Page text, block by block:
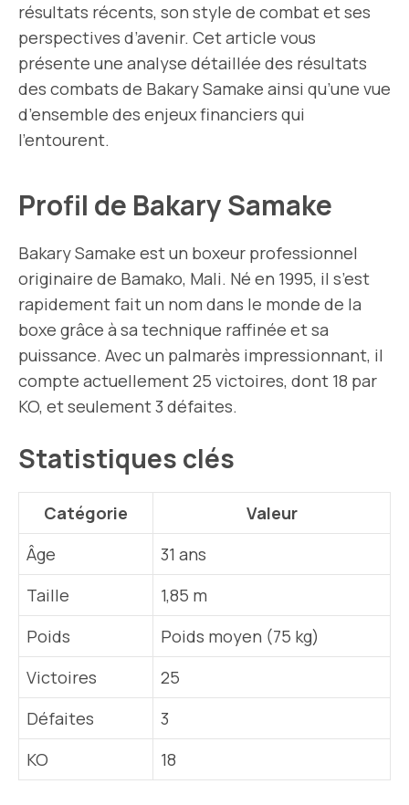
résultats récents, son style de combat et ses
perspectives d’avenir. Cet article vous
présente une analyse détaillée des résultats
des combats de Bakary Samake ainsi qu’une vue
d’ensemble des enjeux financiers qui
l’entourent.
Profil de Bakary Samake
Bakary Samake est un boxeur professionnel
originaire de Bamako, Mali. Né en 1995, il s’est
rapidement fait un nom dans le monde de la
boxe grâce à sa technique raffinée et sa
puissance. Avec un palmarès impressionnant, il
compte actuellement 25 victoires, dont 18 par
KO, et seulement 3 défaites.
Statistiques clés
Catégorie
Valeur
Âge
31 ans
Taille
1,85 m
Poids
Poids moyen (75 kg)
Victoires
25
Défaites
3
KO
18